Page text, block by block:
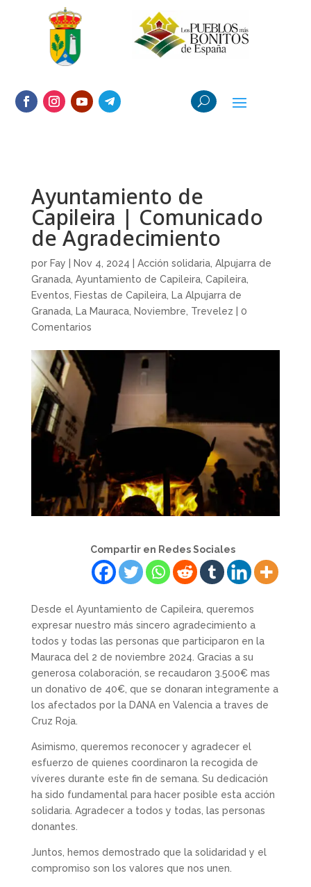
Ayuntamiento de
Capileira | Comunicado
de Agradecimiento
por Fay Nov 4, 2024 Acción solidaria, Alpujarra de
Granada, Ayuntamiento de Capileira, Capileira,
Eventos
Fiestas de Capileira, La Alpujarra de
Granada, La Mauraca, Noviembre Trevelez
0
Comentarios
Compartir en Redes Sociales
Desde el Ayuntamiento de Capileira, queremos
expresar nuestro más sincero agradecimiento a
todos y todas las personas que participaron en la
Mauraca del 2 de noviembre 2024. Gracias a su
generosa colaboración, se recaudaron 3.500€ mas
un donativo de 40€, que se donaran integramente a
los afectados por la DANA en Valencia a traves de
Cruz Roja.
Asimismo, queremos reconocer y agradecer el
esfuerzo de quienes coordinaron la recogida de
víveres durante este fin de semana. Su dedicación
ha sido fundamental para hacer posible esta acción
solidaria. Agradecer a todos y todas, las personas
donantes.
Juntos, hemos demostrado que la solidaridad y el
compromiso son los valores que nos unen.